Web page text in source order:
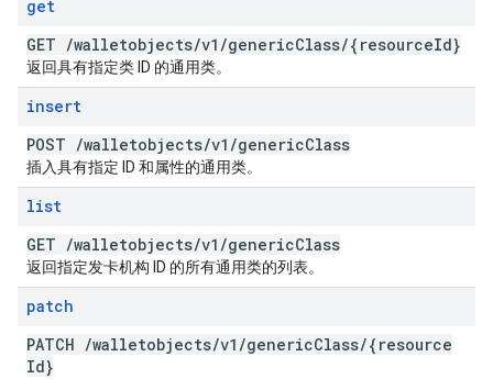
get
GET /walletobjects/v1 /genericClass/{resourceId}
返回具有指定类 ID 的通用类。
insert
POST /walletobjects/v1 /genericClass
插入具有指定 ID 和属性的通用类。
list
GET /walletobjects/v1 /genericClass
返回指定发卡机构 ID 的所有通用类的列表。
patch
PATCH /walletobjects/v1 /genericClass/{resource
Id}